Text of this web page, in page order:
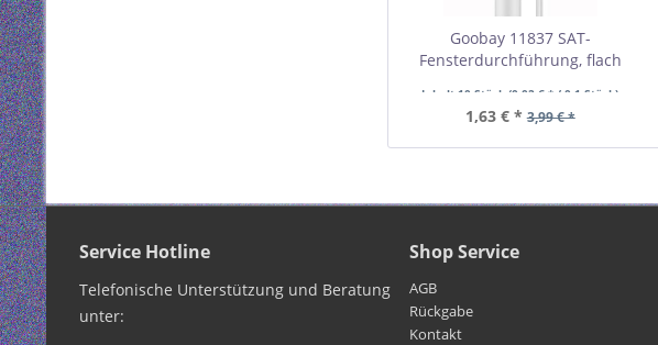
Goobay 11837 SAT-
Fensterdurchführung, flach
Inhalt 10 Stück (0,02 € * / 0.1 Stück)
1,63 € * 3,99 € *
Service Hotline
Telefonische Unterstützung und Beratung
unter:
Shop Service
AGB
Rückgabe
Kontakt